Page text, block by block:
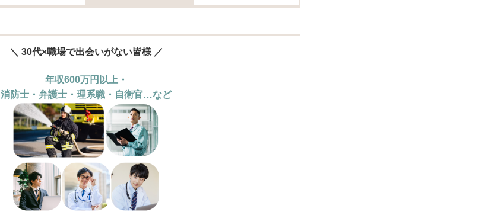
＼ 30代×職場で出会いがない皆様 ／
年収600万円以上・
消防士・弁護士・理系職・自衛官…など